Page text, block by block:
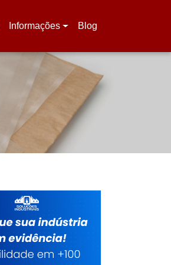
Informações Blog